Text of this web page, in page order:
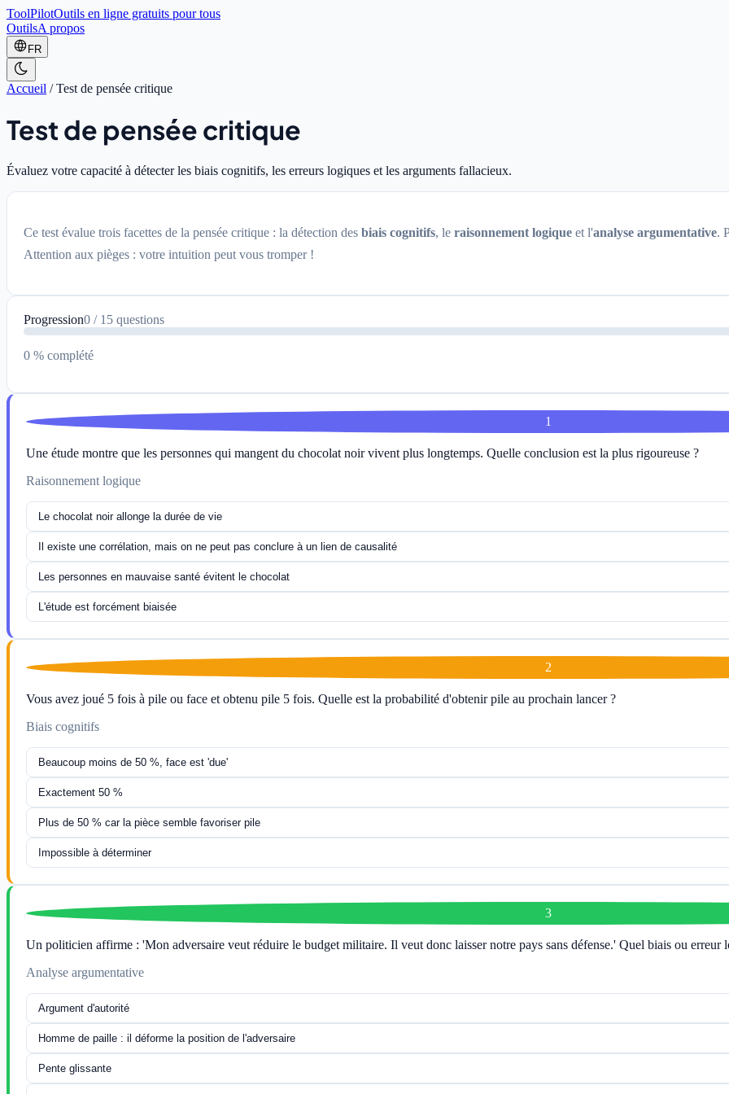
ToolPilotOutils en ligne gratuits pour tous
OutilsA propos
FR
Accueil /Test de pensée critique
Test de pensée critique
Évaluez votre capacité à détecter les biais cognitifs, les erreurs logiques et les arguments fallacieux.
Ce test évalue trois facettes de la pensée critique : la détection des biais cognitifs, le raisonnement logique et l'analyse argumentative.
Attention aux pièges : votre intuition peut vous tromper !
Progression0 / 15 questions
0 % complété
1
Une étude montre que les personnes qui mangent du chocolat noir vivent plus longtemps. Quelle conclusion est la plus rigoureuse ?
Raisonnement logique
Le chocolat noir allonge la durée de vie
Il existe une corrélation, mais on ne peut pas conclure à un lien de causalité
Les personnes en mauvaise santé évitent le chocolat
L'étude est forcément biaisée
2
Vous avez joué 5 fois à pile ou face et obtenu pile 5 fois. Quelle est la probabilité d'obtenir pile au prochain lancer ?
Biais cognitifs
Beaucoup moins de 50 %, face est 'due'
Exactement 50 %
Plus de 50 % car la pièce semble favoriser pile
Impossible à déterminer
3
Un politicien affirme : 'Mon adversaire veut réduire le budget militaire. Il veut donc laisser notre pays sans défense.' Quel biais ou erreur
Analyse argumentative
Argument d'autorité
Homme de paille : il déforme la position de l'adversaire
Pente glissante